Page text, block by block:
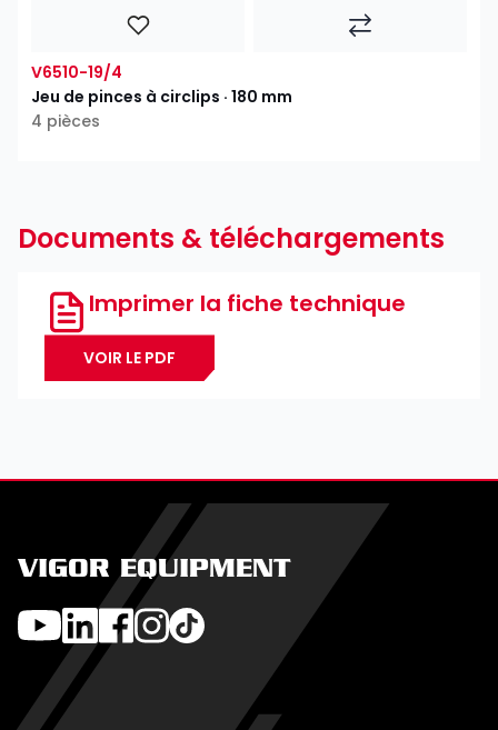
V6510-19/4
Jeu de pinces à circlips · 180 mm
4 pièces
Documents & téléchargements
Imprimer la fiche technique
VOIR LE PDF
VIGOR EQUIPMENT